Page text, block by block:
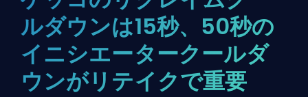
ルダウンは15秒、50秒の
イニシエータークールダ
ウンがリテイクで重要